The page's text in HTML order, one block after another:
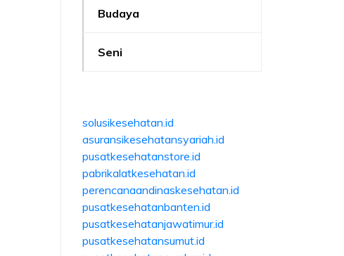
Budaya
Seni
solusikesehatan.id
asuransikesehatansyariah.id
pusatkesehatanstore.id
pabrikalatkesehatan.id
perencanaandinaskesehatan.id
pusatkesehatanbanten.id
pusatkesehatanjawatimur.id
pusatkesehatansumut.id